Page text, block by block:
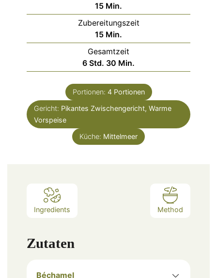
15Minuten
Min.
Zubereitungszeit
15Minuten
Min.
Gesamtzeit
6Stunden
Std. 30 Minuten
Min.
Portionen: 4 Portionen
Gericht: Pikantes Zwischengericht, Warme
Vorspeise
Küche: Mittelmeer
Ingredients Method
Zutaten
Béchamel